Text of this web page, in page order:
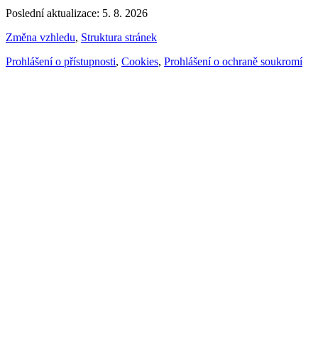
Poslední aktualizace: 5. 8. 2026
Změna vzhledu, Struktura stránek
Prohlášení o přístupnosti, Cookies, Prohlášení o ochraně soukromí